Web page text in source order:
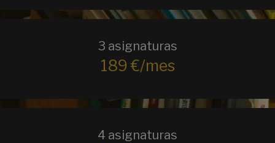
3 asignaturas
189 €/mes
4 asignaturas